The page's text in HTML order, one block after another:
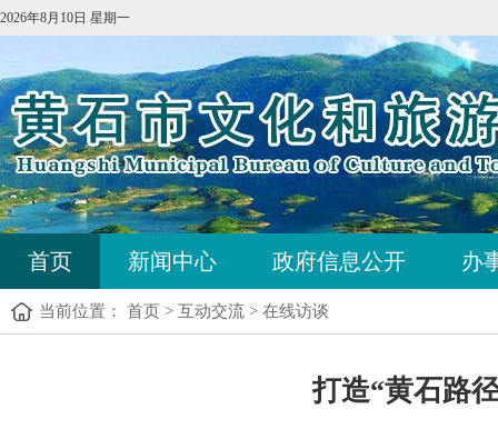
2026年8月10日 星期一
首页 新闻中心 政府信息公开 办
当前位置： 首页 > 互动交流 > 在线访谈
打造“黄石路